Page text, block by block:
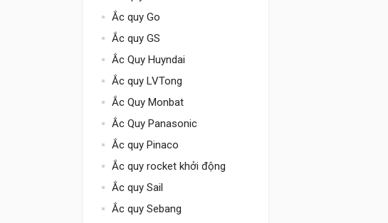
Ắc quy Go
Ắc quy GS
Ắc Quy Huyndai
Ắc quy LVTong
Ắc Quy Monbat
Ắc Quy Panasonic
Ắc quy Pinaco
Ắc quy rocket khởi động
Ắc quy Sail
Ắc quy Sebang